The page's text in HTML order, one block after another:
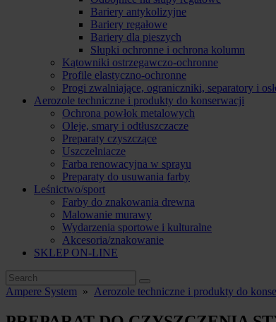
Bariery antykolizyjne
Bariery regałowe
Bariery dla pieszych
Słupki ochronne i ochrona kolumn
Kątowniki ostrzegawczo-ochronne
Profile elastyczno-ochronne
Progi zwalniające, ograniczniki, separatory i
Aerozole techniczne i produkty do konserwacji
Ochrona powłok metalowych
Oleje, smary i odtłuszczacze
Preparaty czyszczące
Uszczelniacze
Farba renowacyjna w sprayu
Preparaty do usuwania farby
Leśnictwo/sport
Farby do znakowania drewna
Malowanie murawy
Wydarzenia sportowe i kulturalne
Akcesoria/znakowanie
SKLEP ON-LINE
Ampere System » Aerozole techniczne i produkty do